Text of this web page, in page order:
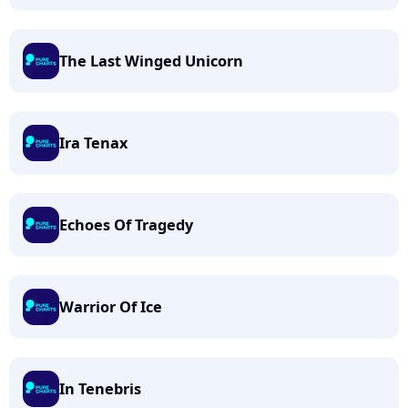
The Last Winged Unicorn
Ira Tenax
Echoes Of Tragedy
Warrior Of Ice
In Tenebris